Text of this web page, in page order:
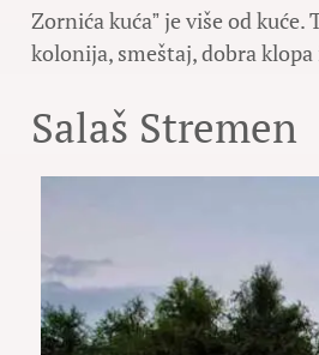
Zornića kućaˮ je više od
kolonija, smeštaj, dobra
Salaš Stremen